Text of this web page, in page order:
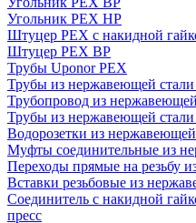
Угольник PEX НР
Штуцер PEX c накидной
Штуцер PEX ВР
Трубы Uponor PEX
Трубы из нержавеющей
Трубопровод из
Трубы из нержавеющей стали
Водорозетки из
Муфты соединительные из
Переходы прямые на резьбу
Вставки резьбовые из
Соединитель с накидной
пресс